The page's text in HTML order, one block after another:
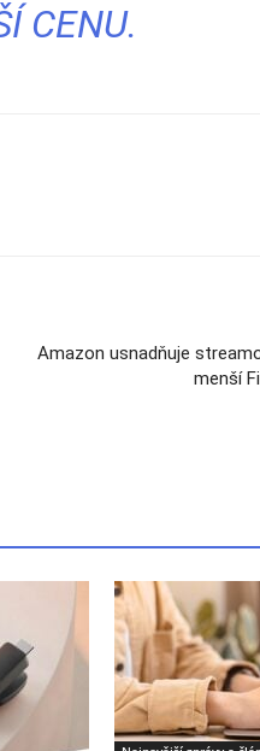
CENU.
Amazon usnadňuje
menší